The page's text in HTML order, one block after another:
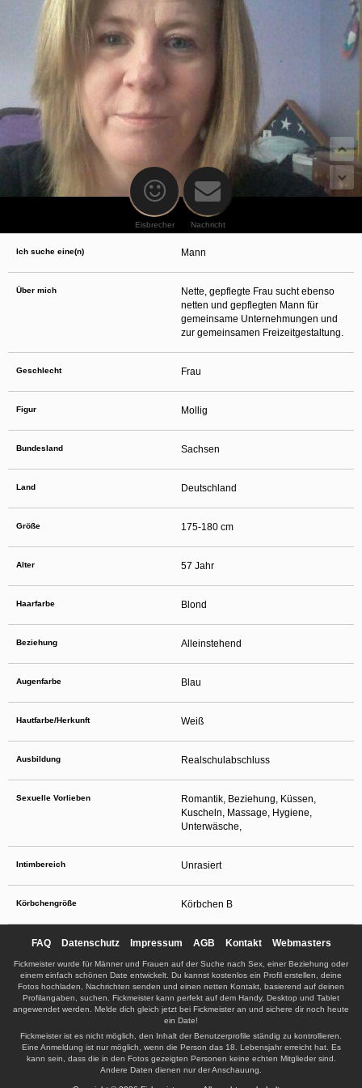
oder finanzielle Angaben zu machen? Beenden Sie dann unverzüglich
die Kommunikation mit dieser Person. Bedenken Sie, dass Menschen in
der Lage sind, sich solche Angaben auf listige Weise von Ihnen zu
erschleichen. Kommunizieren Sie daher über diese Website immer
aufmerksam und vorsichtig.
behält sich das Recht vor, selbst Profile auf dieser Website zu
erstellen und darüber Nachrichten an Sie als Nutzer zu senden. Mit Ihrer Nutzung
dieser Website verstehen und akzeptieren Sie, dass einige der Profile auf dieser
Website fingiert sind. Diese fingierten Profile dienen lediglich dem Austausch von
Nachrichten; physische Vereinbarungen mit Personen hinter fingierten Profilen sind
folglich nicht möglich.
Verhindern Sie, dass Ihre minderjährigen Kinder mit erotischen oder für Minderjährige
anderweitig ungeeigneten Netzinhalten in Berührung kommen. Dafür einige Tips:
Installieren Sie ein Jugendschutzprogramm auf Ihrem Gerät. Beispielsweise
CyberPatrol
Safety Surf
. Diese Programme blockieren den Zugang zu
bestimmten Websites und Netzinhalten. Oft blockieren diese Programme
standardmäßig eine große Anzahl von Websites, von denen angenommen wird,
dass sie sich für Minderjährige nicht eignen. Über Updates können neue Websites
Wenden Sie sich an Ihren Internetprovider. Es gibt Internetprovider, die einen Filter
danach.
Internetbrowsers vertraut, so dass Sie nachsehen können, welche Websites von
Ihren minderjährigen Kindern besucht wurden. Sprechen Sie Ihre minderjährigen
Kinder auf den Besuch unerwünschter Websites an und vermitteln Sie ihnen, dass
bestimmte Websites nicht für sie geeignet sind. Außerdem können Sie anhand des
Verlaufs das Interesse Ihres Kindes beurteilen und sich obiger Tips bedienen.
Sprechen Sie mit Ihren Kindern. Vermitteln Sie Ihren minderjährigen Kindern, dass
Bringen Sie ihnen auch bei, dass viele Menschen im Internet ihre wahre Identität
einhergehen können. Sagen Sie Ihren Kindern auch, dass sie sich nicht mit
Kind wissen zu lassen, dass es Sie unverzüglich informieren soll, wenn eine Person
Inhalte oder solche, die ihm Unbehagen verursachen, stößt.
Diese Website wird durch reCAPTCHA geschützt und es gelten die
Auf die Nutzung dieser Website finden dieAllgemeinen Geschäftsbedingungenund
„Einverstanden und weiter“ willigen Sie in dieDatenschutzerklärung
Eisbrecher Nachricht
Ich suche eine(n) Mann
Über mich
Nette, gepflegte Frau sucht ebenso
netten und gepflegten Mann für
gemeinsame Unternehmungen und
zur gemeinsamen Freizeitgestaltung.
Geschlecht Frau
Figur Mollig
Bundesland Sachsen
Land Deutschland
Größe 175-180 cm
Alter 57 Jahr
Haarfarbe Blond
Beziehung Alleinstehend
Augenfarbe Blau
Hautfarbe/Herkunft Weiß
Ausbildung Realschulabschluss
Sexuelle Vorlieben
Romantik, Beziehung, Küssen,
Kuscheln, Massage, Hygiene,
Unterwäsche,
Intimbereich Unrasiert
Körbchengröße Körbchen B
FAQ Datenschutz Impressum AGB Kontakt Webmasters
Fickmeister wurde für Männer und Frauen auf der Suche nach Sex, einer Beziehung oder
einem einfach schönen Date entwickelt. Du kannst kostenlos ein Profil erstellen, deine
Fotos hochladen, Nachrichten senden und einen netten Kontakt, basierend auf deinen
Profilangaben, suchen. Fickmeister kann perfekt auf dem Handy, Desktop und Tablet
angewendet werden. Melde dich gleich jetzt bei Fickmeister an und sichere dir noch heute
ein Date!
Fickmeister ist es nicht möglich, den Inhalt der Benutzerprofile ständig zu kontrollieren.
Eine Anmeldung ist nur möglich, wenn die Person das 18. Lebensjahr erreicht hat. Es
kann sein, dass die in den Fotos gezeigten Personen keine echten Mitglieder sind.
Andere Daten dienen nur der Anschauung.